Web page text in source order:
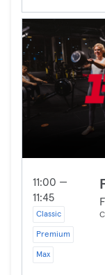
11:00 —
11:45
Classic
Premium
Max